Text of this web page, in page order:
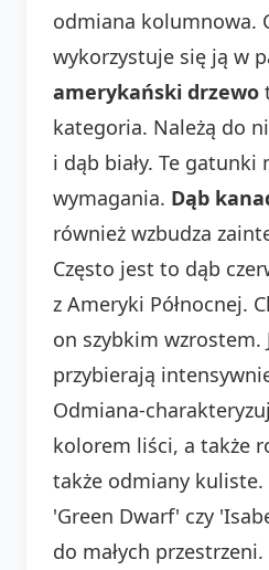
odmiana kolumnowa.
wykorzystuje się ją w
amerykański drzewo
kategoria. Należą do
i dąb biały. Te gatunki
wymagania. Dąb
również wzbudza
Często jest to dąb
z Ameryki Północnej.
on szybkim wzrostem.
przybierają
Odmiana-
kolorem liści, a także
także odmiany kuliste.
'Green Dwarf' czy
do małych